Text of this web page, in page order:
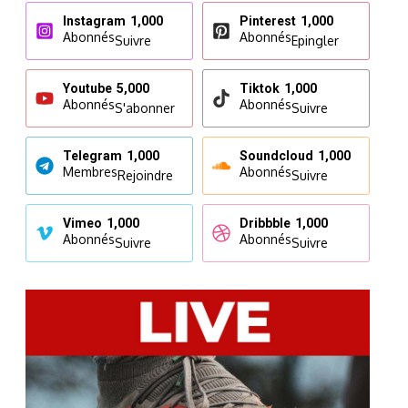
Instagram 1,000
AbonnésSuivre
Pinterest 1,000
AbonnésEpingler
Youtube 5,000
AbonnésS'abonner
Tiktok 1,000
AbonnésSuivre
Telegram 1,000
MembresRejoindre
Soundcloud 1,000
AbonnésSuivre
Vimeo 1,000
AbonnésSuivre
Dribbble 1,000
AbonnésSuivre